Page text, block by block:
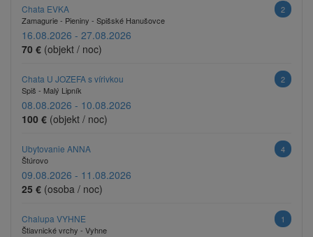
Chata EVKA
2
Zamagurie - Pieniny - Spišské Hanušovce
16.08.2026 - 27.08.2026
70 € (objekt / noc)
Chata U JOZEFA s vírivkou
2
Spiš - Malý Lipník
08.08.2026 - 10.08.2026
100 € (objekt / noc)
Ubytovanie ANNA
4
Štúrovo
09.08.2026 - 11.08.2026
25 € (osoba / noc)
Chalupa VYHNE
1
Štiavnické vrchy - Vyhne